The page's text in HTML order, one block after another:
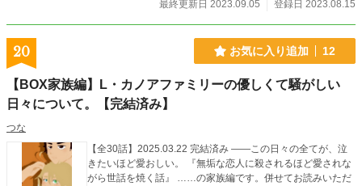
最終更新日 2023.09.05 登録日 2023.08.15
20 お気に入り追加 12
【BOX家族編】L・カノアファミリーの優しくて騒がしい
日々について。【完結済み】
つな
【全30話】2025.03.22 完結済み ――この日々の全てが、泣
きたいほど愛おしい。 『無垢な恋人に殺されるほど愛されな
がら世話を焼く話』 ……の家族編です。併せてお読みいただ